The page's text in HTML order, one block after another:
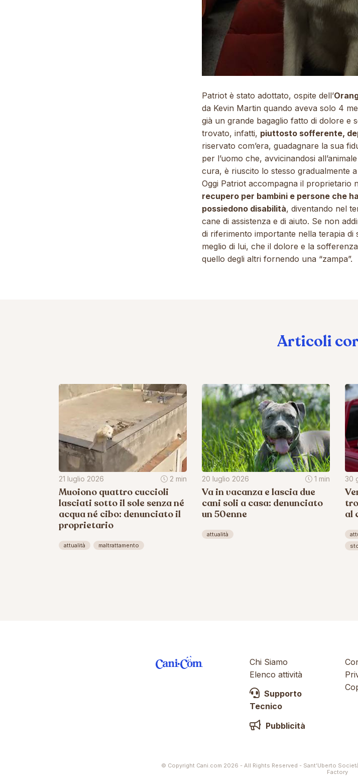
Patriot è stato adottato, ospite dell’
da Kevin Martin quando aveva solo 4
già un grande bagaglio fatto di dolore e
trovato, infatti, piuttosto sofferente,
riservato com’era, guadagnare la sua
per l’uomo che, avvicinandosi
cura, è riuscito lo stesso gradualmente
Oggi Patriot accompagna il proprietario
recupero per bambini e persone che
possiedono disabilità, diventando nel
cane di assistenza e di aiuto. Se non
di riferimento importante nella terapia di
meglio di lui, che il dolore e la
quello degli altri fornendo una “zampa”.
Articoli
21 luglio 2026 2 min
Muoiono quattro cuccioli
lasciati sotto il sole senza né
acqua né cibo: denunciato il
proprietario
attualità maltrattamento
20 luglio 2026 1 min
Va in vacanza e lascia due
cani soli a casa: denunciato
un 50enne
attualità
30
al
Chi Siamo
Elenco attività
Supporto
Tecnico
Pubblicità
© Copyright Cani.com 2026 - All Rights Reserved - Sant’Uberto
Factory